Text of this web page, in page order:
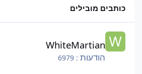
כותבים מובילים
WhiteMartian
הודעות : 6979